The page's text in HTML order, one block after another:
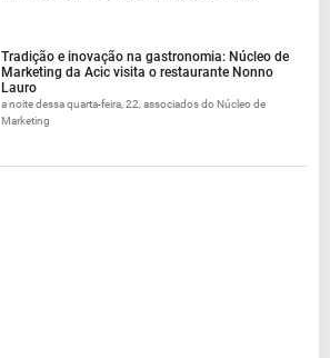
Tradição e inovação na gastronomia: Núcleo de
Marketing da Acic visita o restaurante Nonno
Lauro
a noite dessa quarta-feira, 22, associados do Núcleo de
Marketing